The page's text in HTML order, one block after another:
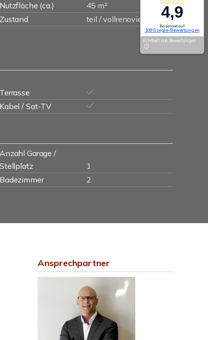
Nutzfläche (ca.)
45 m²
Zustand
teil / vollrenoviert
Terrasse
Kabel / Sat-TV
Anzahl Garage /
Stellplatz
1
Badezimmer
2
Ansprechpartner
4,9
Basierend auf
109 Google-Bewertungen
Echtheit von Bewertungen